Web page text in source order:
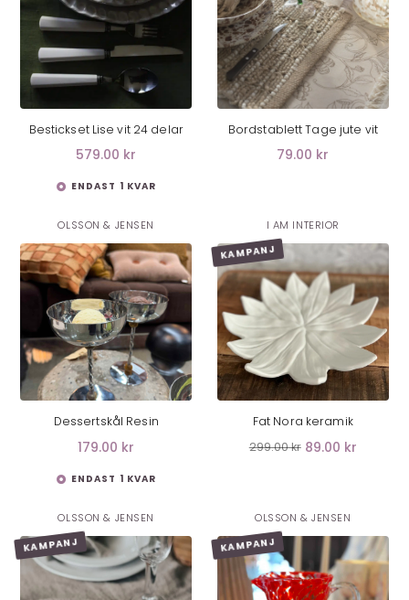
LÄGG I VARUKORG
Bestickset Lise vit 24 delar
579.00 kr
ENDAST 1 KVAR
LÄGG I VARUKORG
Bordstablett Tage jute vit
79.00 kr
OLSSON & JENSEN
LÄGG I VARUKORG
Dessertskål Resin
179.00 kr
ENDAST 1 KVAR
I AM INTERIOR
KAMPANJ
LÄGG I VARUKORG
Fat Nora keramik
299.00 kr 89.00 kr
OLSSON & JENSEN
KAMPANJ
OLSSON & JENSEN
KAMPANJ